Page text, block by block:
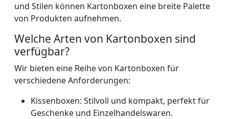
und Stilen können Kartonboxen eine breite Palette
von Produkten aufnehmen.
Welche Arten von Kartonboxen sind
verfügbar?
Wir bieten eine Reihe von Kartonboxen für
verschiedene Anforderungen:
Kissenboxen: Stilvoll und kompakt, perfekt für
Geschenke und Einzelhandelswaren.